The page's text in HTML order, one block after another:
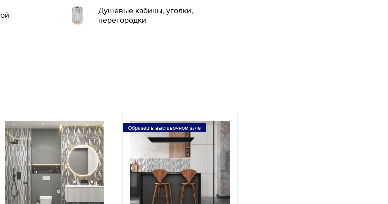
Душевые кабины, уголки,
перегородки
Образец в выставочном зале